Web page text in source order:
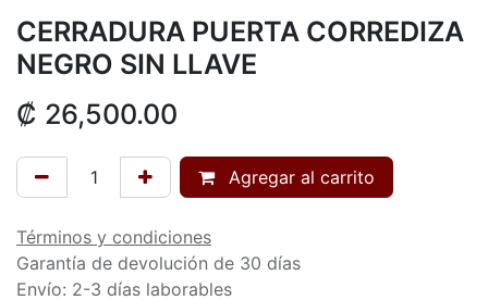
CERRADURA PUERTA CORREDIZA
NEGRO SIN LLAVE
₡ 26,500.00
Agregar al carrito
Términos y condiciones
Garantía de devolución de 30 días
Envío: 2-3 días laborables